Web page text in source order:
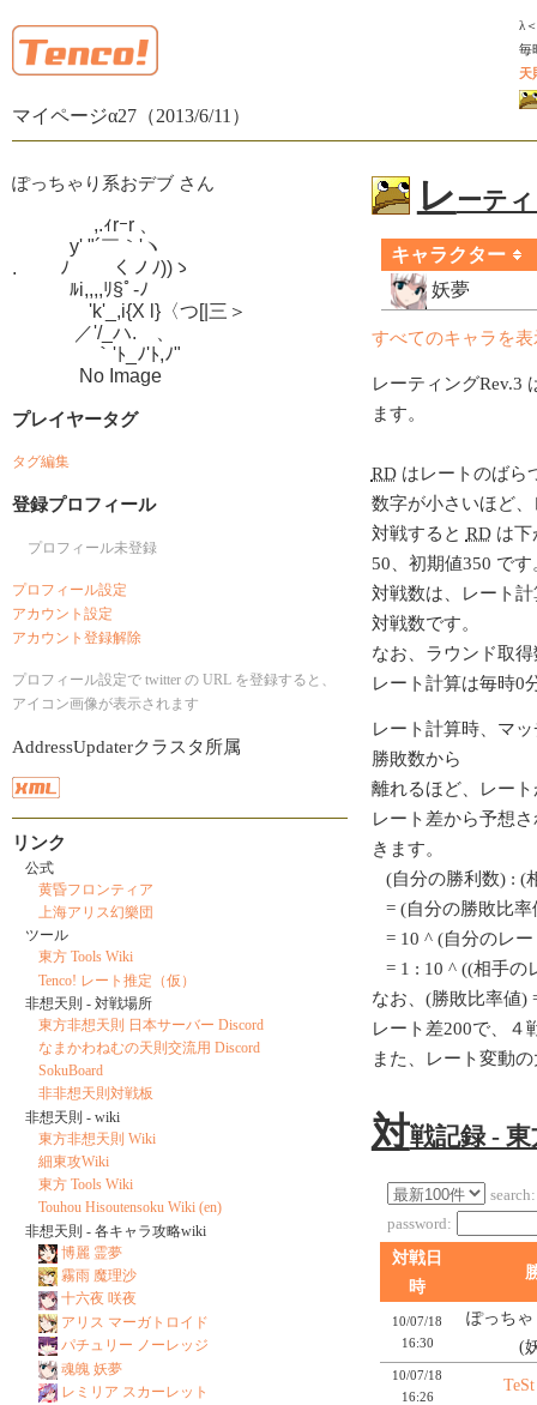
マイページα27（2013/6/11）
λ
毎
天
レ ーテ
キャラクター
妖夢
すべてのキャラを表
レーティングRev.3
ます。
RDはレートのばら
数字が小さいほど
対戦すると RDは下
50、初期値350 です
対戦数は、レート
対戦数です。
なお、ラウンド取
レート計算は毎時0
レート計算時、マ
勝敗数から
離れるほど、レー
レート差から予想
きます。
(自分の勝利数) : (
= (自分の勝敗比率
= 10 ^ (自分のレー
= 1 : 10 ^ ((相手の
なお、(勝敗比率値)
レート差200で、４
また、レート変動
対戦記録 -
search:
password:
対戦日
時
10/07/18
16:30
ぽっちゃ
(
10/07/18
16:26
TeSt
ぽっちゃり系おデブ さん
,.ｨrｰr 、
y' "´￣｀'ヽ
.　　 ﾉ　　 くノﾉ))ゝ
ﾙi,,,,ﾘ§ﾟ-ﾉ
'k'_,i{X l}〈つ[|三＞
／'/_ハ.ゝ、
｀'ﾄ_ﾉ'ﾄ,ﾉ"
No Image
プレイヤータグ
タグ編集
登録プロフィール
プロフィール未登録
プロフィール設定
アカウント設定
アカウント登録解除
プロフィール設定で twitter の URL を登録すると、
アイコン画像が表示されます
AddressUpdaterクラスタ所属
リンク
公式
黄昏フロンティア
上海アリス幻樂団
ツール
東方 Tools Wiki
Tenco! レート推定（仮）
非想天則 - 対戦場所
東方非想天則 日本サーバー Discord
なまかわねむの天則交流用 Discord
SokuBoard
非非想天則対戦板
非想天則 - wiki
東方非想天則 Wiki
細東攻Wiki
東方 Tools Wiki
Touhou Hisoutensoku Wiki (en)
非想天則 - 各キャラ攻略wiki
博麗 霊夢
霧雨 魔理沙
十六夜 咲夜
アリス マーガトロイド
パチュリー ノーレッジ
魂魄 妖夢
レミリア スカーレット